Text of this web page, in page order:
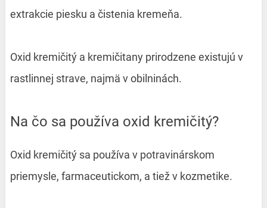
extrakcie piesku a čistenia kremeňa.
Oxid kremičitý a kremičitany prirodzene existujú v
rastlinnej strave, najmä v obilninách.
Na čo sa používa oxid kremičitý?
Oxid kremičitý sa používa v potravinárskom
priemysle, farmaceutickom, a tiež v kozmetike.